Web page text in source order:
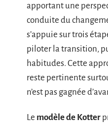
apportant une
conduite du
s’appuie sur trois
piloter la transition,
habitudes. Cette
reste pertinente
n’est pas gagnée
Le modèle de Kotter